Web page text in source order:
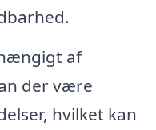
af
der være
hvilket kan